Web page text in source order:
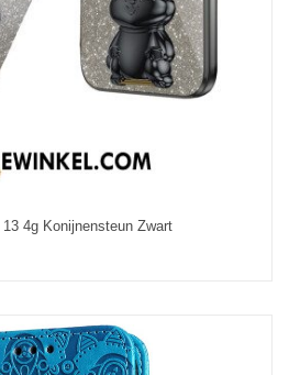
4g Konijnensteun Zwart